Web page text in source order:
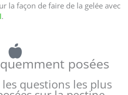
la façon de faire de la gelée avec
.
posées
questions les plus